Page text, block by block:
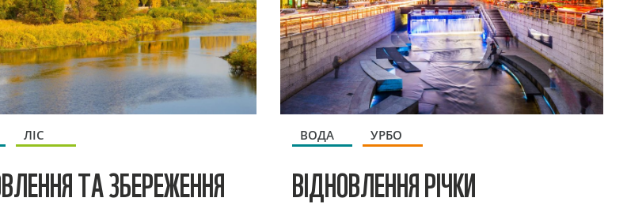
ЛІС
ТА ЗБЕРЕЖЕННЯ
ВОДА УРБО
ВІДНОВЛЕННЯ РІЧКИ